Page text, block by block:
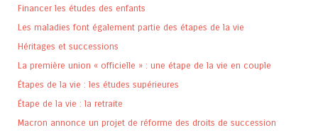
Financer les études des enfants
Les maladies font également partie des étapes de la vie
Héritages et successions
La première union « officielle » : une étape de la vie en couple
Étapes de la vie : les études supérieures
Étape de la vie : la retraite
Macron annonce un projet de réforme des droits de succession